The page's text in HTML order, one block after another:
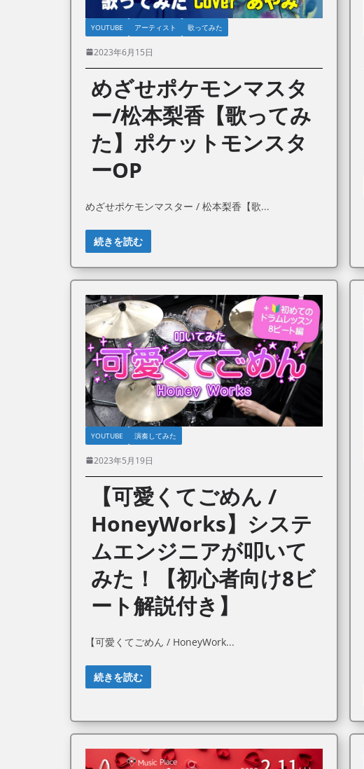
YOUTUBE アーティスト 歌ってみた
2023年6月15日
めざせポケモンマスタ
ー/松本梨香【歌ってみ
た】ポケットモンスタ
ーOP
めざせポケモンマスター / 松本梨香【歌
続きを読む
YOUTUBE 演奏してみた
2023年5月19日
【可愛くてごめん /
HoneyWorks】システ
ムエンジニアが叩いて
みた！【初心者向け8ビ
ート解説付き】
【可愛くてごめん / HoneyWork
続きを読む